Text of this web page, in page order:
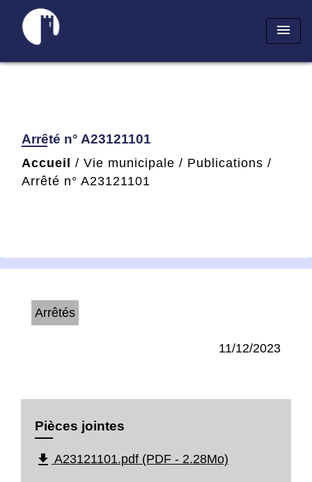
menu
Arrêté n° A23121101
Accueil / Vie municipale / Publications /
Arrêté n° A23121101
Arrêtés
11/12/2023
Pièces jointes
file_download A23121101.pdf (PDF - 2.28Mo)